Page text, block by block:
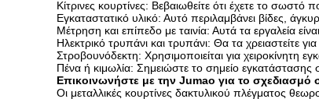
Κίτρινες κουρτίνες: Βεβαιωθείτε ότι έχετε το
Εγκαταστατικό υλικό: Αυτό περιλαμβάνει βίδες,
Μέτρηση και επίπεδο με ταινία: Αυτά τα εργαλεία
Ηλεκτρικό τρυπάνι και τρυπάνι: Θα τα χρειαστείτε
Στροβουνόδεκτη: Χρησιμοποιείται για χειροκίνητη
Πένα ή κιμωλία: Σημειώστε το σημείο εγκατάστασης
Επικοινωνήστε με την Jumao για το σχεδιασμό
Οι μεταλλικές κουρτίνες δακτυλικού πλέγματος